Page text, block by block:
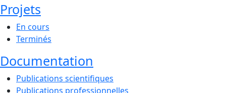
Projets
En cours
Terminés
Documentation
Publications scientifiques
Publications professionnelles